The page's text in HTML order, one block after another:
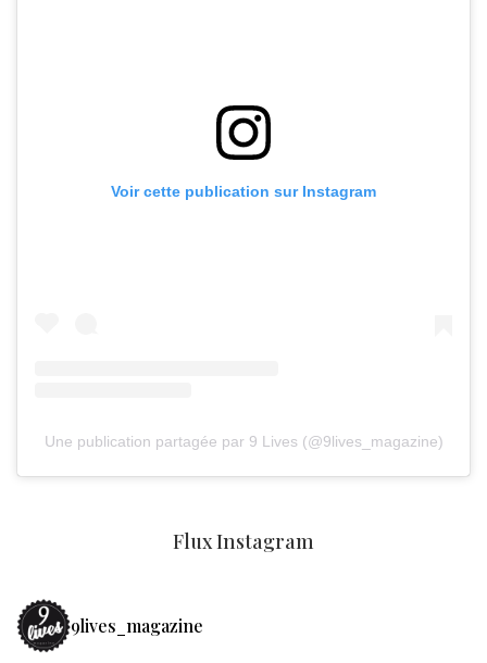
Voir cette publication sur Instagram
Une publication partagée par 9 Lives (@9lives_magazine)
Flux Instagram
9lives_magazine